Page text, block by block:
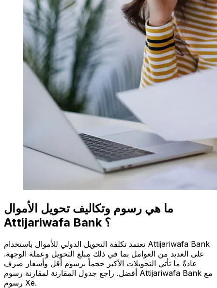
ما هي رسوم وتكاليف تحويل الأموال
Attijariwafa Bank ؟
تعتمد تكلفة التحويل الدولي للأموال باستخدام Attijariwafa Bank
على العديد من العوامل بما في ذلك مبلغ التحويل وعملة الوجهة.
عادةً ما تأتي التحويلات الأكبر حجماً برسوم أقل وأسعار صرف
أفضل. راجع جدول المقارنة لمقارنة رسوم Attijariwafa Bank مع
رسوم Xe.